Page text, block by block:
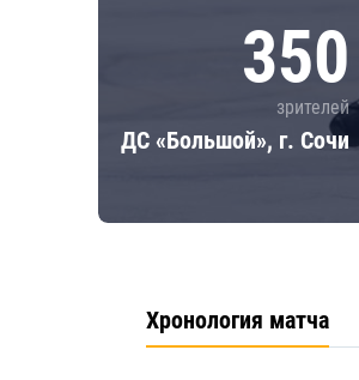
350
зрителей
ДС «Большой», г. Сочи
Хронология матча